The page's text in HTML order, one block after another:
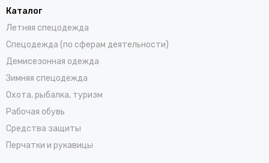
Каталог
Летняя спецодежда
Спецодежда (по сферам деятельности)
Демисезонная одежда
Зимняя спецодежда
Охота, рыбалка, туризм
Рабочая обувь
Средства защиты
Перчатки и рукавицы